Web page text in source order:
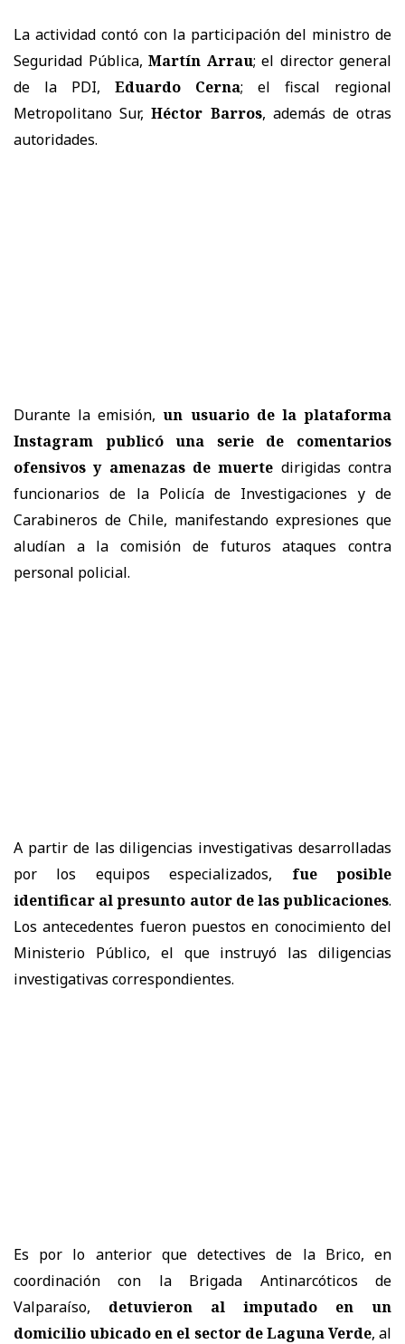
La actividad contó con la participación del ministro de
Seguridad Pública, Martín Arrau; el director general
de la PDI, Eduardo Cerna; el fiscal regional
Metropolitano Sur,Héctor Barros, además de otras
autoridades.
Durante la emisión,un usuario de la plataforma
Instagram publicó una serie de comentarios
ofensivos y amenazas de muerte dirigidas contra
funcionarios de la Policía de Investigaciones y de
Carabineros de Chile, manifestando expresiones que
aludían a la comisión de futuros ataques contra
personal policial.
A partir de las diligencias investigativas desarrolladas
por los equipos especializados, fue posible
identificar al presunto autor de las publicaciones.
Los antecedentes fueron puestos en conocimiento del
Ministerio Público, el que instruyó las diligencias
investigativas correspondientes.
Es por lo anterior que detectives de la Brico, en
coordinación con la Brigada Antinarcóticos de
Valparaíso, detuvieron al imputado en un
domicilio ubicado en el sector de Laguna Verde, al